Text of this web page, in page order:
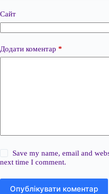
Сайт
Додати коментар *
Save my name, email and
next time I comment.
Опублікувати коментар